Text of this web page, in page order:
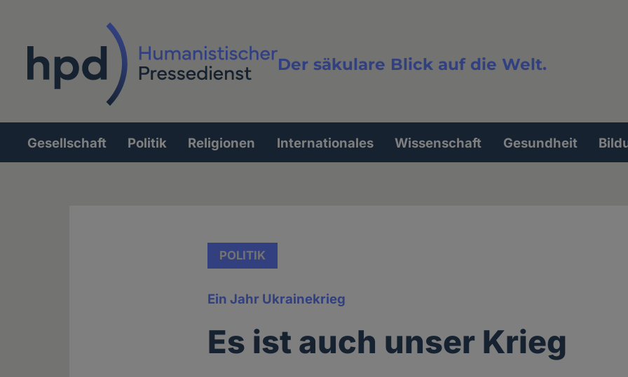
Der säkulare Blick auf die Welt.
Volltextsuche
Hauptnavigation
Gesellschaft Politik Religionen Internationales Wissenschaft Gesundheit
POLITIK
Ein Jahr Ukrainekrieg
Es ist auch unser Krieg